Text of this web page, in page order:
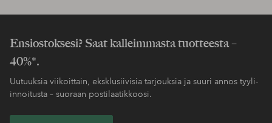
Ensiostoksesi? Saat kalleimmasta tuotteesta –
40%*.
Uutuuksia viikoittain, eksklusiivisia tarjouksia ja suuri annos tyyli-
innoitusta – suoraan postilaatikkoosi.